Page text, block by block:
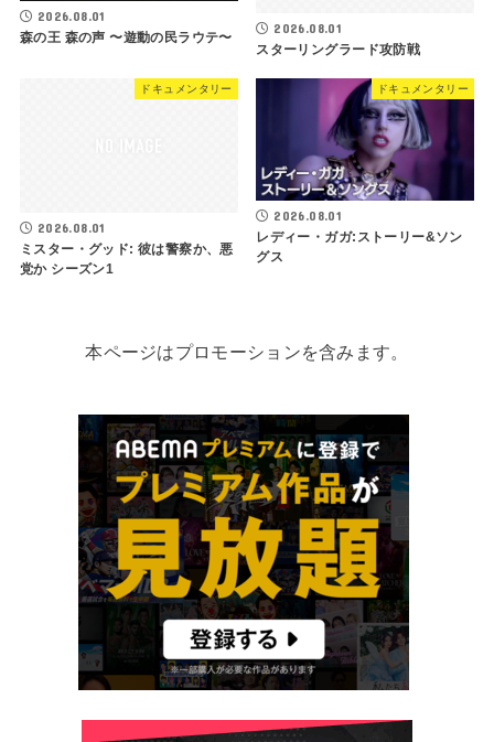
2026.08.01
森の王 森の声 〜遊動の民ラウテ〜
2026.08.01
スターリングラード攻防戦
ドキュメンタリー
2026.08.01
ミスター・グッド: 彼は警察か、悪
党か シーズン1
ドキュメンタリー
2026.08.01
レディー・ガガ:ストーリー&ソン
グス
本ページはプロモーションを含みます。